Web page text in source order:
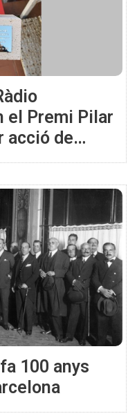
el Premi Pilar
acció de
100 anys